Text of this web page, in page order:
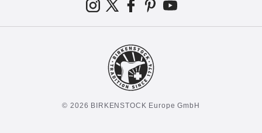
© 2026 BIRKENSTOCK Europe GmbH